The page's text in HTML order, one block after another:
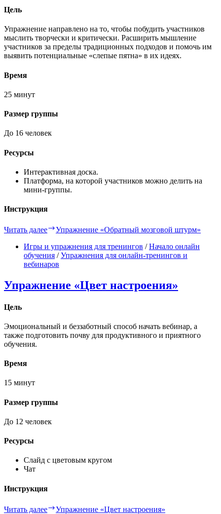
Цель
Упражнение направлено на то, чтобы побудить участников
мыслить творчески и критически. Расширить мышление
участников за пределы традиционных подходов и помочь им
выявить потенциальные «слепые пятна» в их идеях.
Время
25 минут
Размер группы
До 16 человек
Ресурсы
Интерактивная доска.
Платформа, на которой участников можно делить на
мини-группы.
Инструкция
Читать далее
Упражнение «Обратный мозговой штурм»
Игры и упражнения для тренингов /Начало онлайн
обучения /Упражнения для онлайн-тренингов и
вебинаров
Упражнение «Цвет настроения»
Цель
Эмоциональный и беззаботный способ начать вебинар, а
также подготовить почву для продуктивного и приятного
обучения.
Время
15 минут
Размер группы
До 12 человек
Ресурсы
Слайд с цветовым кругом
Чат
Инструкция
Читать далее
Упражнение «Цвет настроения»